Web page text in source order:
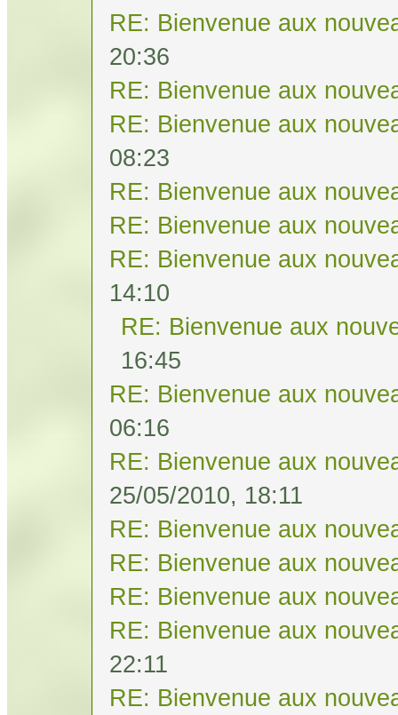
RE: Bienvenue aux
20:36
RE: Bienvenue aux
RE: Bienvenue aux
08:23
RE: Bienvenue aux
RE: Bienvenue aux
RE: Bienvenue aux
14:10
RE: Bienvenue aux
16:45
RE: Bienvenue aux
06:16
RE: Bienvenue aux
25/05/2010, 18:11
RE: Bienvenue aux
RE: Bienvenue aux
RE: Bienvenue aux
RE: Bienvenue aux
22:11
RE: Bienvenue aux